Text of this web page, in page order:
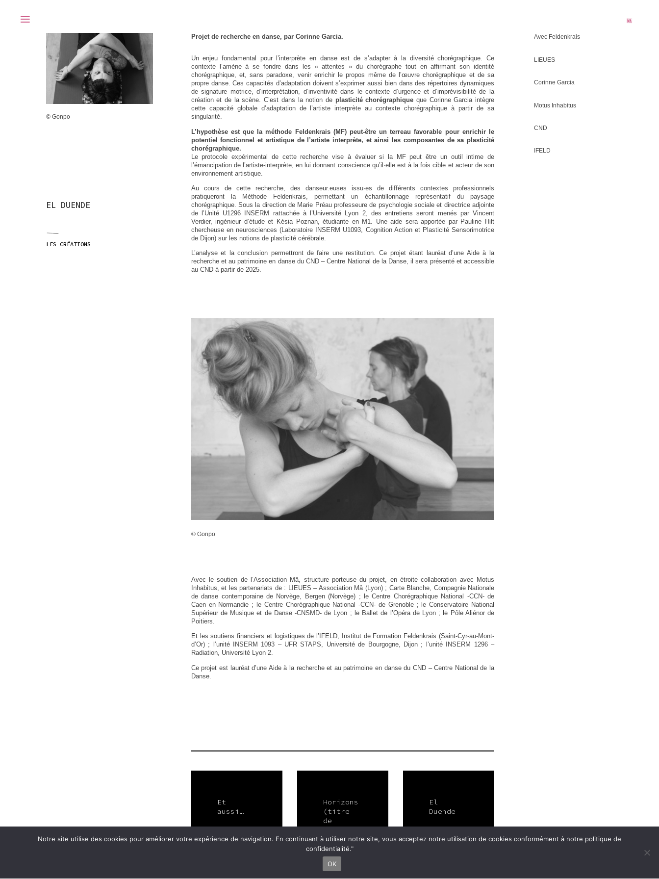
≡
ADMINISTRATION MUTUALISEE
MEMBRES FONDATEUR·RICES
COMPAGNIES
PROJETS INDÉPENDANTS
CRÉATIONS
TRANSMISSIONS
© Gonpo
EL DUENDE
LES CRÉATIONS
© Gonpo
EL DUENDE
LES CRÉATIONS
Projet de recherche en danse, par Corinne Garcia.
Un enjeu fondamental pour l’interprète en danse est de s’adapter à la diversité chorégraphique. Ce
contexte l’amène à se fondre dans les « attentes » du chorégraphe tout en affirmant son identité
chorégraphique, et, sans paradoxe, venir enrichir le propos même de l’œuvre chorégraphique et de sa
propre danse. Ces capacités d’adaptation doivent s’exprimer aussi bien dans des répertoires dynamiques
de signature motrice, d’interprétation, d’inventivité dans le contexte d’urgence et d’imprévisibilité de la
création et de la scène. C’est dans la notion de plasticité chorégraphique que Corinne Garcia intègre
cette capacité globale d’adaptation de l’artiste interprète au contexte chorégraphique à partir de sa
singularité.
L’hypothèse est que la méthode Feldenkrais (MF) peut-être un terreau favorable pour enrichir le
potentiel fonctionnel et artistique de l’artiste interprète, et ainsi les composantes de sa plasticité
chorégraphique.
Le protocole expérimental de cette recherche vise à évaluer si la MF peut être un outil intime de
l’émancipation de l’artiste-interprète, en lui donnant conscience qu’il·elle est à la fois cible et acteur de son
environnement artistique.
Au cours de cette recherche, des danseur.euses issu·es de différents contextes professionnels
pratiqueront la Méthode Feldenkrais, permettant un échantillonnage représentatif du paysage
chorégraphique. Sous la direction de Marie Préau professeure de psychologie sociale et directrice adjointe
de l’Unité U1296 INSERM rattachée à l’Université Lyon 2, des entretiens seront menés par Vincent
Verdier, ingénieur d’étude et Késia Poznan, étudiante en M1. Une aide sera apportée par Pauline Hilt
chercheuse en neurosciences (Laboratoire INSERM U1093, Cognition Action et Plasticité Sensorimotrice
de Dijon) sur les notions de plasticité cérébrale.
L’analyse et la conclusion permettront de faire une restitution. Ce projet étant lauréat d’une Aide à la
recherche et au patrimoine en danse du CND – Centre National de la Danse, il sera présenté et accessible
au CND à partir de 2025.
© Gonpo
Avec le soutien de l’Association Mâ, structure porteuse du projet, en étroite collaboration avec Motus
Inhabitus, et les partenariats de : LIEUES – Association Mâ (Lyon) ; Carte Blanche, Compagnie Nationale
de danse contemporaine de Norvège, Bergen (Norvège) ; le Centre Chorégraphique National -CCN- de
Caen en Normandie ; le Centre Chorégraphique National -CCN- de Grenoble ; le Conservatoire National
Supérieur de Musique et de Danse -CNSMD- de Lyon ; le Ballet de l’Opéra de Lyon ; le Pôle Aliénor de
Poitiers.
Et les soutiens financiers et logistiques de l’IFELD, Institut de Formation Feldenkrais (Saint-Cyr-au-Mont-
d’Or) ; l’unité INSERM 1093 – UFR STAPS, Université de Bourgogne, Dijon ; l’unité INSERM 1296 –
Radiation, Université Lyon 2.
Ce projet est lauréat d’une Aide à la recherche et au patrimoine en danse du CND – Centre National de la
Danse.
Et
aussi…
Horizons
(titre
de
travail)
El
Duende
Avec Feldenkrais
LIEUES
Corinne Garcia
Motus Inhabitus
CND
IFELD
Notre site utilise des cookies pour améliorer votre expérience de navigation. En continuant à utiliser notre site, vous acceptez notre utilisation de cookies conformément à notre politique de
confidentialité."
OK